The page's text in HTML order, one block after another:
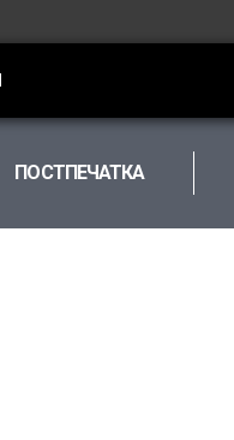
ПОСТПЕЧАТКА